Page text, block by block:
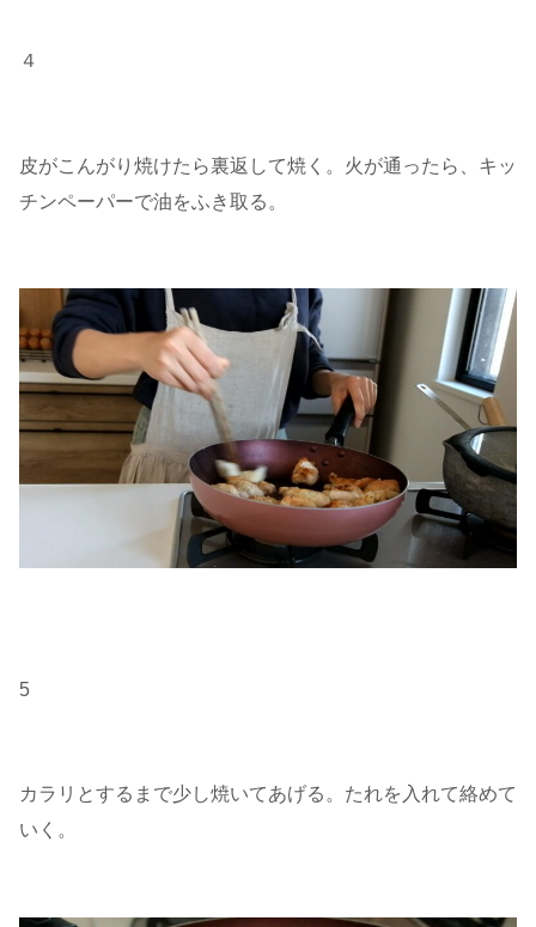
４
皮がこんがり焼けたら裏返して焼く。火が通ったら、キッ
チンペーパーで油をふき取る。
5
カラリとするまで少し焼いてあげる。たれを入れて絡めて
いく。